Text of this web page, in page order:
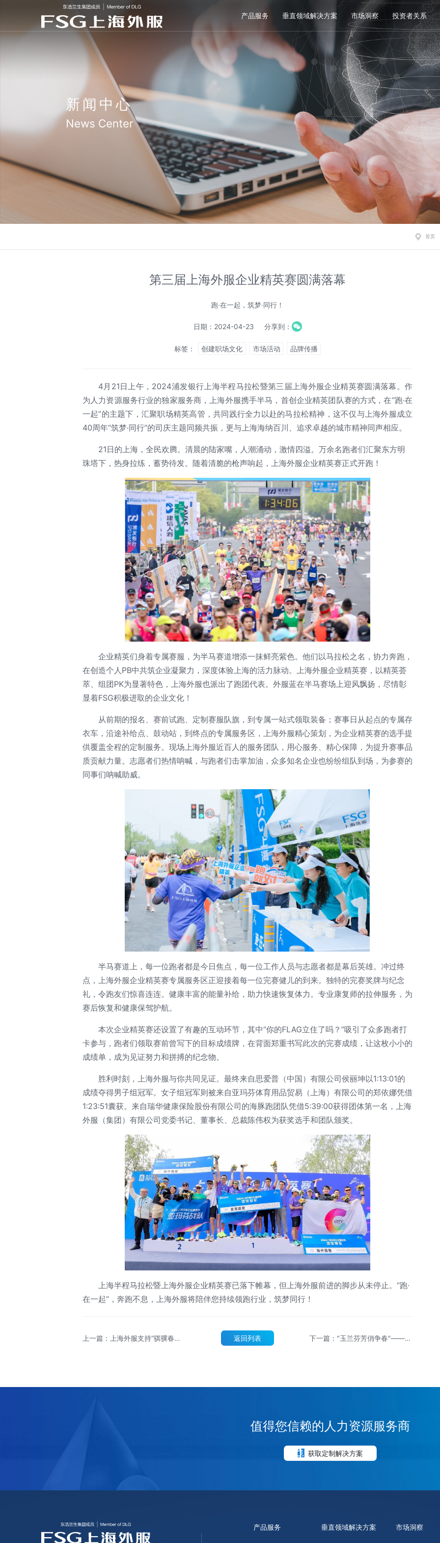
产品服务 垂直领域解决方案 市场洞察 投资者关系
新闻中心
News Center
首页
第三届上海外服企业精英赛圆满落幕
跑·在一起，筑梦·同行！
日期：2024-04-23 分享到：
标签： 创建职场文化 市场活动 品牌传播
4月21日上午，2024浦发银行上海半程马拉松暨第三届上海外服企业精英赛圆满落幕。作
为人力资源服务行业的独家服务商，上海外服携手半马，首创企业精英团队赛的方式，在“跑·在
一起”的主题下，汇聚职场精英高管，共同践行全力以赴的马拉松精神，这不仅与上海外服成立
40周年“筑梦·同行”的司庆主题同频共振，更与上海海纳百川、追求卓越的城市精神同声相应。
21日的上海，全民欢腾。清晨的陆家嘴，人潮涌动，激情四溢。万余名跑者们汇聚东方明
珠塔下，热身拉练，蓄势待发。随着清脆的枪声响起，上海外服企业精英赛正式开跑！
企业精英们身着专属赛服，为半马赛道增添一抹鲜亮紫色。他们以马拉松之名，协力奔跑，
在创造个人PB中共筑企业凝聚力，深度体验上海的活力脉动。上海外服企业精英赛，以精英荟
萃、组团PK为显著特色，上海外服也派出了跑团代表。外服蓝在半马赛场上迎风飘扬，尽情彰
显着FSG积极进取的企业文化！
从前期的报名、赛前试跑、定制赛服队旗，到专属一站式领取装备；赛事日从起点的专属存
衣车，沿途补给点、鼓动站，到终点的专属服务区，上海外服精心策划，为企业精英赛的选手提
供覆盖全程的定制服务。现场上海外服近百人的服务团队，用心服务、精心保障，为提升赛事品
质贡献力量。志愿者们热情呐喊，与跑者们击掌加油，众多知名企业也纷纷组队到场，为参赛的
同事们呐喊助威。
半马赛道上，每一位跑者都是今日焦点，每一位工作人员与志愿者都是幕后英雄。冲过终
点，上海外服企业精英赛专属服务区正迎接着每一位完赛健儿的到来。独特的完赛奖牌与纪念
礼，令跑友们惊喜连连。健康丰富的能量补给，助力快速恢复体力。专业康复师的拉伸服务，为
赛后恢复和健康保驾护航。
本次企业精英赛还设置了有趣的互动环节，其中“你的FLAG立住了吗？”吸引了众多跑者打
卡参与，跑者们领取赛前曾写下的目标成绩牌，在背面郑重书写此次的完赛成绩，让这枚小小的
成绩单，成为见证努力和拼搏的纪念物。
胜利时刻，上海外服与你共同见证。最终来自思爱普（中国）有限公司侯丽坤以1:13:01的
成绩夺得男子组冠军。女子组冠军则被来自亚玛芬体育用品贸易（上海）有限公司的郑依娜凭借
1:23:51囊获。来自瑞华健康保险股份有限公司的海豚跑团队凭借5:39:00获得团体第一名，上海
外服（集团）有限公司党委书记、董事长、总裁陈伟权为获奖选手和团队颁奖。
上海半程马拉松暨上海外服企业精英赛已落下帷幕，但上海外服前进的脚步从未停止。“跑·
在一起”，奔跑不息，上海外服将陪伴您持续领跑行业，筑梦同行！
上一篇：上海外服支持“骐骥春
返回列表
下一篇："玉兰芬芳俏争春"——
值得您信赖的人力资源服务商
获取定制解决方案
产品服务 垂直领域解决方案 市场洞察